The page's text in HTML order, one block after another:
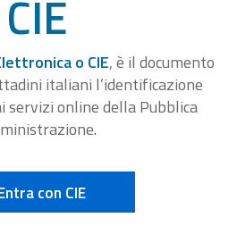
CIE
o CIE, è il documento
italiani l’identificazione
servizi online della Pubblica
con CIE